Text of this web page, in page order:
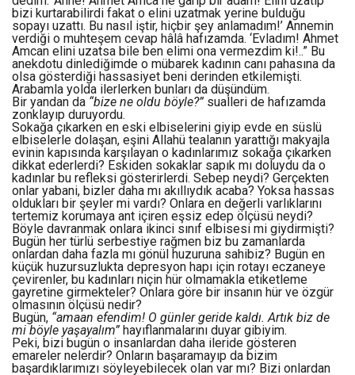
bizi kurtarabilirdi fakat o elini uzatmak yerine bulduğu
sopayı uzattı. Bu nasıl iştir, hiçbir şey anlamadım!’ Annemin
verdiği o muhteşem cevap hâlâ hafızamda. ‘Evladım! Ahmet
Amcan elini uzatsa bile ben elimi ona vermezdim ki!..” Bu
anekdotu dinlediğimde o mübarek kadının canı pahasına da
olsa gösterdiği hassasiyet beni derinden etkilemişti.
Arabamla yolda ilerlerken bunları da düşündüm.
Bir yandan da “bize ne oldu böyle?” sualleri de hafızamda
zonklayıp duruyordu.
Sokağa çıkarken en eski elbiselerini giyip evde en süslü
elbiselerle dolaşan, eşini Allahü tealanın yarattığı makyajla
evinin kapısında karşılayan o kadınlarımız sokağa çıkarken
dikkat ederlerdi? Eskiden sokaklar sapık mı doluydu da o
kadınlar bu refleksi gösterirlerdi. Sebep neydi? Gerçekten
onlar yabani, bizler daha mı akıllıydık acaba? Yoksa hassas
oldukları bir şeyler mi vardı? Onlara en değerli varlıklarını
tertemiz korumaya ant içiren eşsiz edep ölçüsü neydi?
Böyle davranmak onlara ikinci sınıf elbisesi mi giydirmişti?
Bugün her türlü serbestiye rağmen biz bu zamanlarda
onlardan daha fazla mı gönül huzuruna sahibiz? Bugün en
küçük huzursuzlukta depresyon hapı için rotayı eczaneye
çevirenler, bu kadınları niçin hür olmamakla etiketleme
gayretine girmekteler? Onlara göre bir insanın hür ve özgür
olmasının ölçüsü nedir?
Bugün, “amaan efendim! O günler geride kaldı. Artık biz de
mi böyle yaşayalım” hayıflanmalarını duyar gibiyim.
Peki, bizi bugün o insanlardan daha ileride gösteren
emareler nelerdir? Onların başaramayıp da bizim
başardıklarımızı söyleyebilecek olan var mı? Bizi onlardan